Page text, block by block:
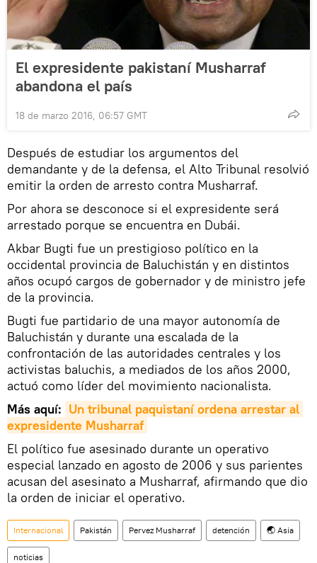
El expresidente pakistaní Musharraf
abandona el país
18 de marzo 2016, 06:57 GMT
Después de estudiar los argumentos del
demandante y de la defensa, el Alto Tribunal resolvió
emitir la orden de arresto contra Musharraf.
Por ahora se desconoce si el expresidente será
arrestado porque se encuentra en Dubái.
Akbar Bugti fue un prestigioso político en la
occidental provincia de Baluchistán y en distintos
años ocupó cargos de gobernador y de ministro jefe
de la provincia.
Bugti fue partidario de una mayor autonomía de
Baluchistán y durante una escalada de la
confrontación de las autoridades centrales y los
activistas baluchis, a mediados de los años 2000,
actuó como líder del movimiento nacionalista.
Más aquí: Un tribunal paquistaní ordena arrestar al
expresidente Musharraf
El político fue asesinado durante un operativo
especial lanzado en agosto de 2006 y sus parientes
acusan del asesinato a Musharraf, afirmando que dio
la orden de iniciar el operativo.
Internacional Pakistán Pervez Musharraf detención 🌏 Asia
noticias